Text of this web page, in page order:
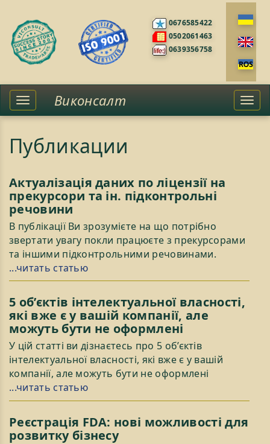
0676585422
0502061463
0639356758
Toggle
left
Виконсалт
Публикации
Актуалізація даних по ліцензії на
прекурсори та ін. підконтрольні
речовини
В публікації Ви зрозумієте на що потрібно
звертати увагу покли працюєте з прекурсорами
та іншими підконтрольними речовинами.
...читать статью
5 об’єктів інтелектуальної власності,
які вже є у вашій компанії, але
можуть бути не оформлені
У цій статті ви дізнаєтесь про 5 об’єктів
інтелектуальної власності, які вже є у вашій
компанії, але можуть бути не оформлені
...читать статью
Реєстрація FDA: нові можливості для
розвитку бізнесу